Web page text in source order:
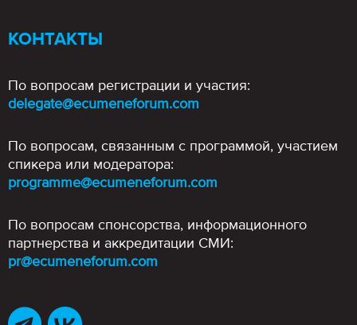
КОНТАКТЫ
По вопросам регистрации и участия:
delegate@ecumeneforum.com
По вопросам, связанным с программой, участием
спикера или модератора:
programme@ecumeneforum.com
По вопросам спонсорства, информационного
партнерства и аккредитации СМИ:
pr@ecumeneforum.com